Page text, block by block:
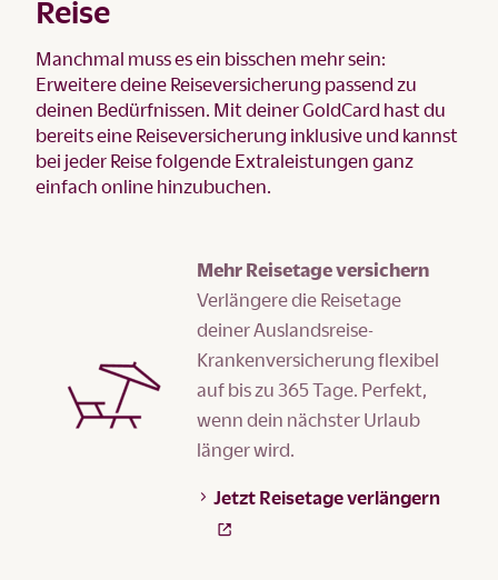
Reise
Manchmal muss es ein bisschen mehr sein:
Erweitere deine Reiseversicherung passend zu
deinen Bedürfnissen. Mit deiner GoldCard hast du
bereits eine Reiseversicherung inklusive und kannst
bei jeder Reise folgende Extraleistungen ganz
einfach online hinzubuchen.
Mehr Reisetage versichern
Verlängere die Reisetage
deiner Auslandsreise-
Krankenversicherung flexibel
auf bis zu 365 Tage. Perfekt,
wenn dein nächster Urlaub
länger wird.
Jetzt Reisetage verlängern